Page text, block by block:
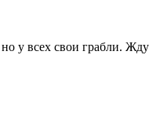
у всех свои грабли. Жду